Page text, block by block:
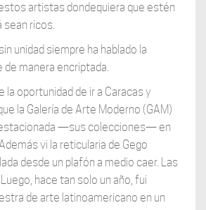
artistas dondequiera que estén
sean ricos.
unidad siempre ha hablado la
de manera encriptada.
oportunidad de ir a Caracas y
la Galería de Arte Moderno (GAM)
—sus colecciones— en
vi la reticularia de Gego
desde un plafón a medio caer. Las
hace tan solo un año, fui
de arte latinoamericano en un